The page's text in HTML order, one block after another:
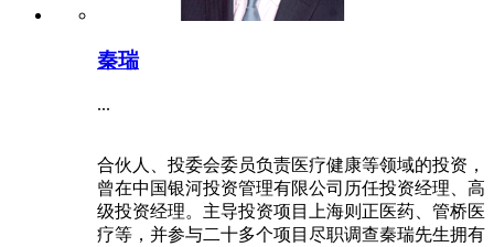
秦瑞
...
合伙人、投委会委员负责医疗健康等领域的投资，
曾在中国银河投资管理有限公司历任投资经理、高
级投资经理。主导投资项目上海则正医药、管桥医
疗等，并参与二十多个项目尽职调查秦瑞先生拥有